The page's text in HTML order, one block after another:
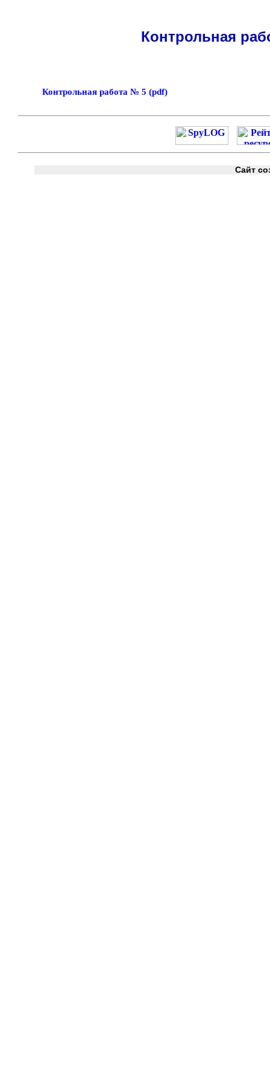
Контрольная
Контрольная работа № 5 (pdf)
Сайт